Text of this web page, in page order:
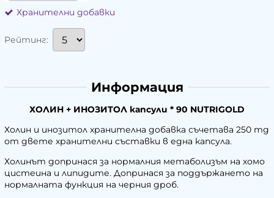
Хранителни добавки
Рейтинг:
Информация
ХОЛИН + ИНОЗИТОЛ капсули * 90 NUTRIGOLD
Холин и инозитол хранителна добавка съчетава 250 mg
от двете хранителни съставки в една капсула.
Холинът допринася за нормалния метаболизъм на хомо
цистеина и липидите. Допринася за поддържането на
нормалната функция на черния дроб.